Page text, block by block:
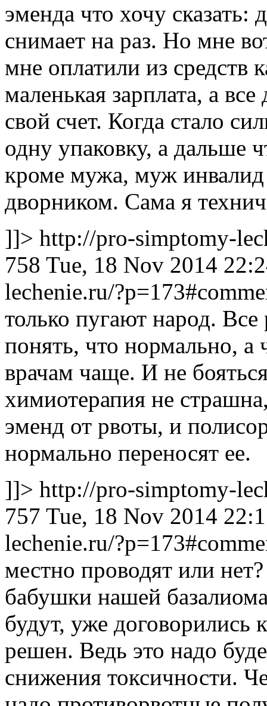
эменда что хочу
снимает на раз. Но мне
мне оплатили из средств
маленькая зарплата, а
свой счет. Когда стало
одну упаковку, а дальше
кроме мужа, муж инвалид
дворником. Сама я
]]> http://pro-simptomy-
758 Tue, 18 Nov 2014
lechenie.ru/
только пугают народ.
понять, что нормально, а
врачам чаще. И не
химиотерапия не
эменд от рвоты, и
нормально переносят ее.
]]> http://pro-simptomy-
757 Tue, 18 Nov 2014
lechenie.ru/
местно проводят или
бабушки нашей
будут, уже договорились
решен. Ведь это надо
снижения токсичности.